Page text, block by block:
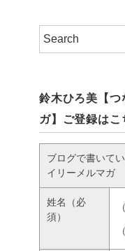
鈴木ひろ美【つ
ガ】ご登録はこ
ブログで書いて
イリーメルマガ
姓名
（必
須）